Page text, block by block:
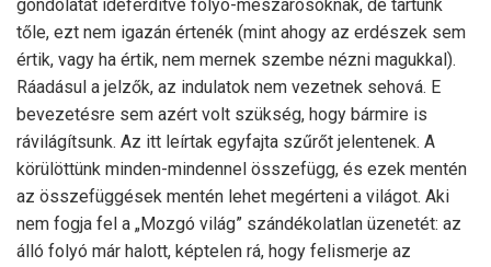
gondolatát ideferdítve folyó-mészárosoknak, de tartunk
tőle, ezt nem igazán értenék (mint ahogy az erdészek sem
értik, vagy ha értik, nem mernek szembe nézni magukkal).
Ráadásul a jelzők, az indulatok nem vezetnek sehová. E
bevezetésre sem azért volt szükség, hogy bármire is
rávilágítsunk. Az itt leírtak egyfajta szűrőt jelentenek. A
körülöttünk minden-mindennel összefügg, és ezek mentén
az összefüggések mentén lehet megérteni a világot. Aki
nem fogja fel a „Mozgó világ” szándékolatlan üzenetét: az
álló folyó már halott, képtelen rá, hogy felismerje az